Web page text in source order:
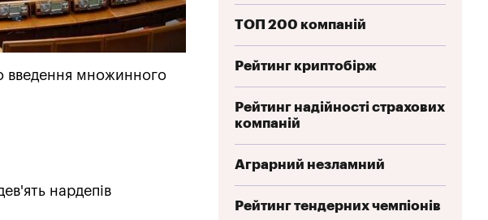
введення множинного
нардепів
ТОП 200 компаній
Рейтинг криптобірж
Рейтинг надійності страхових
компаній
Аграрний незламний
Рейтинг тендерних чемпіонів